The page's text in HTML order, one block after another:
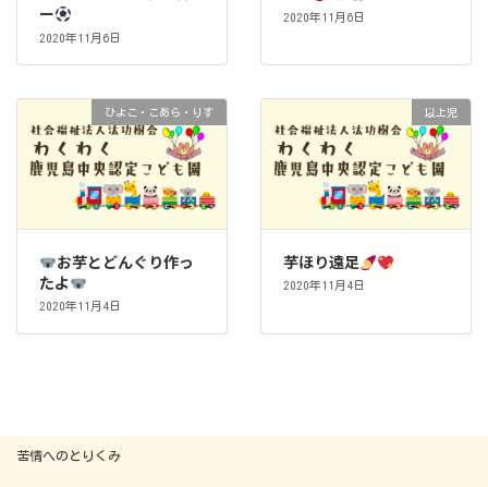
ー
2020年11月6日
2020年11月6日
ひよこ・こあら・りす
お芋とどんぐり作っ
たよ
2020年11月4日
以上児
芋ほり遠足
2020年11月4日
苦情へのとりくみ